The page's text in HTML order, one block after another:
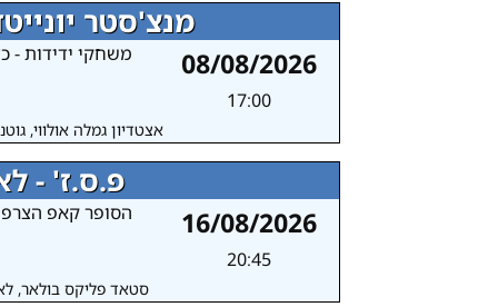
מנצ'סטר
08/08/2026
17:00
משחקי ידידות -
אצטדיון גמלה אולווי,
פ.ס.ז' -
16/08/2026
20:45
הסופר קאפ
סטאד פליקס בולאר,